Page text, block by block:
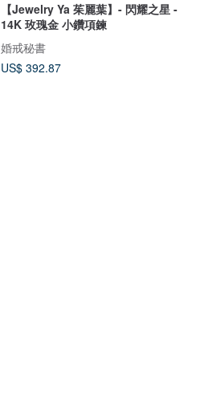
【Jewelry Ya 茱麗葉】- 閃耀之星 -
14K 玫瑰金 小鑽項鍊
婚戒秘書
US$ 392.87